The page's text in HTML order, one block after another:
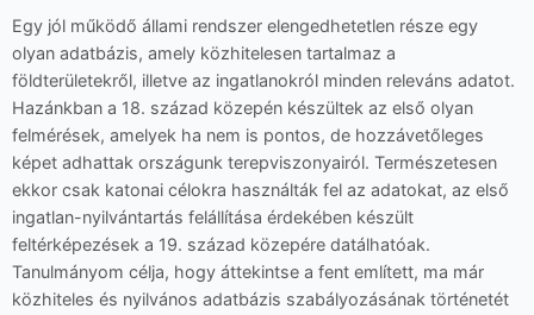
Egy jól működő állami rendszer elengedhetetlen része egy
olyan adatbázis, amely közhitelesen tartalmaz a
földterületekről, illetve az ingatlanokról minden releváns adatot.
Hazánkban a 18. század közepén készültek az első olyan
felmérések, amelyek ha nem is pontos, de hozzávetőleges
képet adhattak országunk terepviszonyairól. Természetesen
ekkor csak katonai célokra használták fel az adatokat, az első
ingatlan-nyilvántartás felállítása érdekében készült
feltérképezések a 19. század közepére datálhatóak.
Tanulmányom célja, hogy áttekintse a fent említett, ma már
közhiteles és nyilvános adatbázis szabályozásának történetét